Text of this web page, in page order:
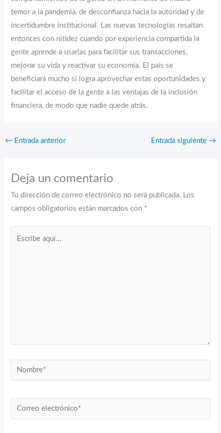
temor a la pandemia, de desconfianza hacia la autoridad y de
incertidumbre institucional. Las nuevas tecnologías resaltan
entonces con nitidez cuando por experiencia compartida la
gente aprende a usarlas para facilitar sus transacciones,
mejorar su vida y reactivar su economía. El país se
beneficiará mucho si logra aprovechar estas oportunidades y
facilitar el acceso de la gente a las ventajas de la inclusión
financiera, de modo que nadie quede atrás.
← Entrada anterior Entrada siguiente →
Deja un comentario
Tu dirección de correo electrónico no será publicada. Los
campos obligatorios están marcados con *
Nombre*
Correo
electrónico*